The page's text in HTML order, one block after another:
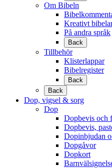
Om Bibeln
Kreativt
På andra språk
Back
Tillbehör
Klisterlappar
Bibelregister
Back
Back
Dop, vigsel & sorg
Dop
Dopbevis och
Dopbevis,
Dopinbjudan
Dopgåvor
Dopkort